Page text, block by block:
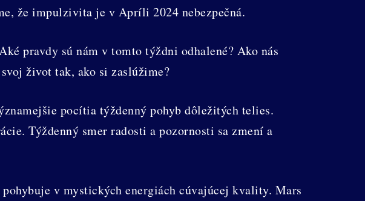
že impulzivita je v Apríli 2024 nebezpečná.
pravdy sú nám v tomto týždni odhalené? Ako nás
život tak, ako si zaslúžime?
pocítia týždenný pohyb dôležitých telies.
Týždenný smer radosti a pozornosti sa zmení a
v mystických energiách cúvajúcej kvality. Mars